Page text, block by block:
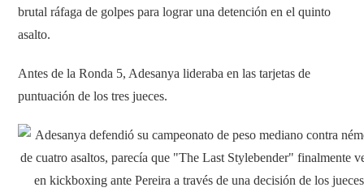
brutal ráfaga de golpes para lograr una detención en el quinto
asalto.
Antes de la Ronda 5, Adesanya lideraba en las tarjetas de
puntuación de los tres jueces.